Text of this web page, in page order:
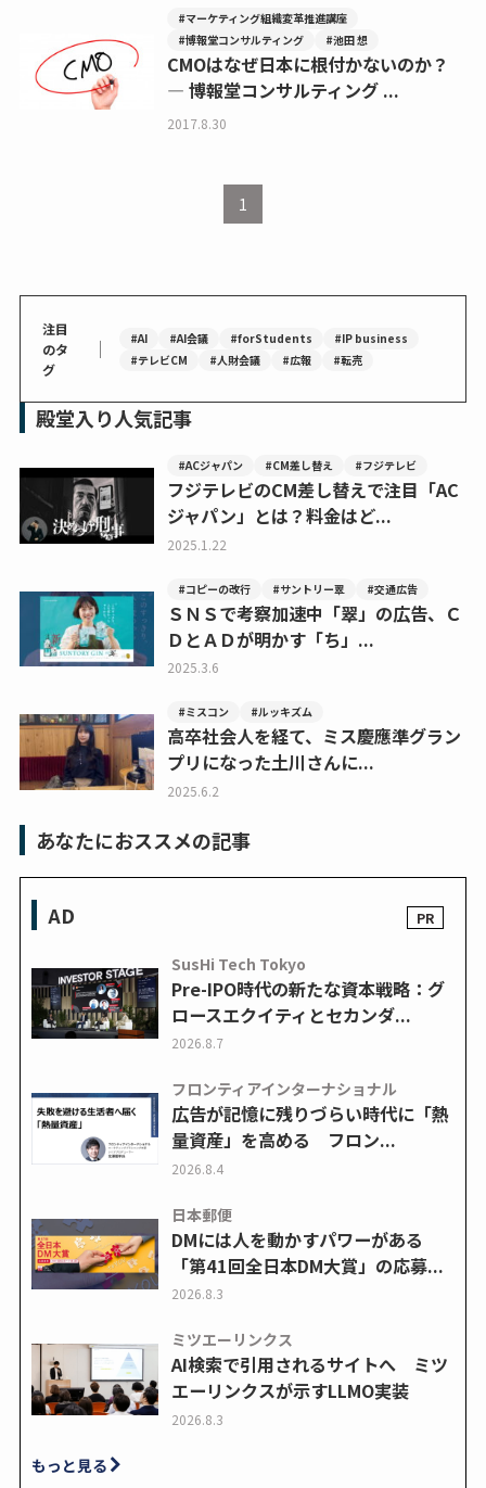
#マーケティング組織変革推進講座
#博報堂コンサルティング
#池田 想
CMOはなぜ日本に根付かないのか？
— 博報堂コンサルティング ...
2017.8.30
1
注目
のタ
グ
｜ #AI #AI会議 #forStudents
#IP business
#テレビCM
#人財会議 #広報 #転売
殿堂入り人気記事
#ACジャパン #CM差し替え #フジテレビ
フジテレビのCM差し替えで注目「AC
ジャパン」とは？料金はど...
2025.1.22
#コピーの改行 #サントリー翠 #交通広告
ＳＮＳで考察加速中「翠」の広告、Ｃ
ＤとＡＤが明かす「ち」...
2025.3.6
#ミスコン #ルッキズム
高卒社会人を経て、ミス慶應準グラン
プリになった土川さんに...
2025.6.2
あなたにおススメの記事
AD
SusHi Tech Tokyo
Pre-IPO時代の新たな資本戦略：グ
ロースエクイティとセカンダ...
2026.8.7
フロンティアインターナショナル
広告が記憶に残りづらい時代に「熱
量資産」を高める フロン...
2026.8.4
日本郵便
DMには人を動かすパワーがある
「第41回全日本DM大賞」の応募...
2026.8.3
ミツエーリンクス
AI検索で引用されるサイトへ ミツ
エーリンクスが示すLLMO実装
2026.8.3
もっと見る